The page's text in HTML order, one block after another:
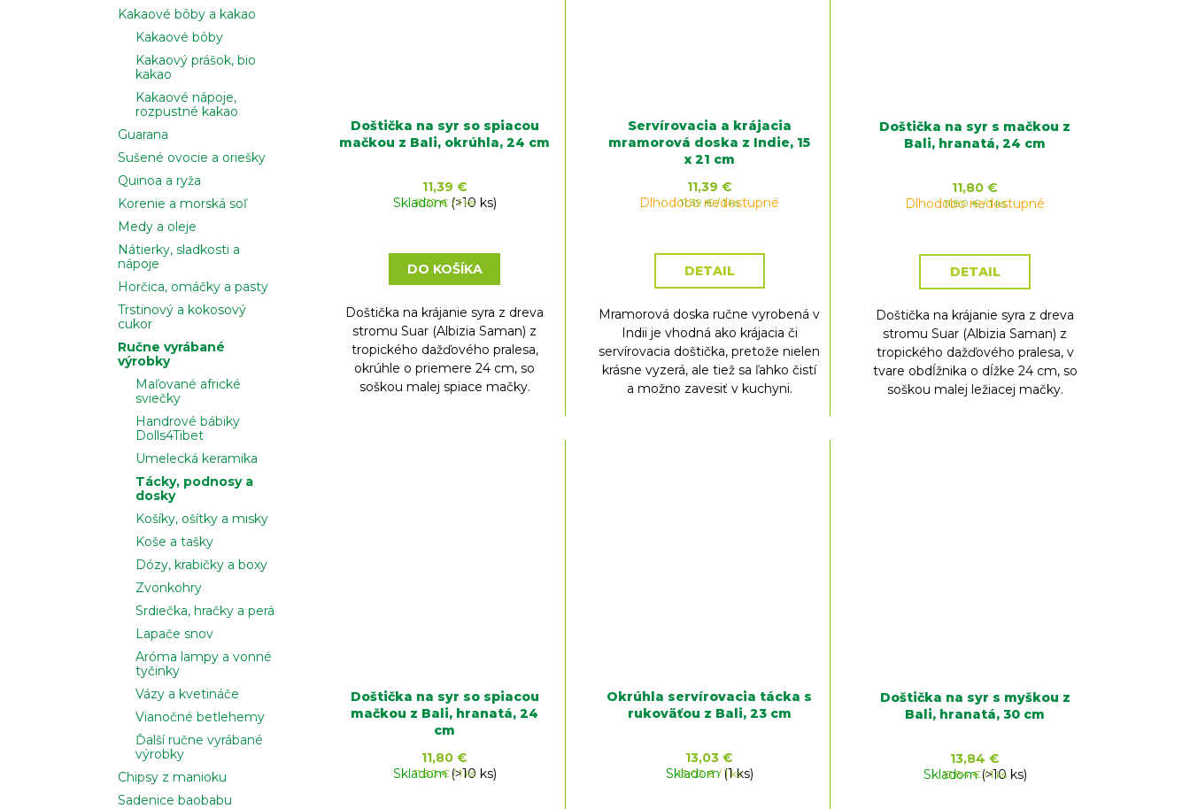
Kakaové bôby a kakao
Kakaové bôby
Kakaový prášok, bio
kakao
Kakaové nápoje,
rozpustné kakao
Guarana
Sušené ovocie a oriešky
Quinoa a ryža
Korenie a morská soľ
Medy a oleje
Nátierky, sladkosti a
nápoje
Horčica, omáčky a pasty
Trstinový a kokosový
cukor
Ručne vyrábané
výrobky
Maľované africké
sviečky
Handrové bábiky
Dolls4Tibet
Umelecká keramika
Tácky, podnosy a
dosky
Košíky, ošítky a misky
Koše a tašky
Dózy, krabičky a boxy
Zvonkohry
Srdiečka, hračky a perá
Lapače snov
Aróma lampy a vonné
tyčinky
Vázy a kvetináče
Vianočné betlehemy
Ďalší ručne vyrábané
výrobky
Chipsy z manioku
Sadenice baobabu
Doštička na syr so spiacou
mačkou z Bali, okrúhla, 24 cm
Skladom(>10 ks)
11,39 €
Jednotková
11,39 € / 1 ks
DO KOŠÍKA
Doštička na krájanie syra z dreva
stromu Suar (Albizia Saman) z
tropického dažďového pralesa,
okrúhle o priemere 24 cm, so
soškou malej spiace mačky.
Servírovacia a krájacia
mramorová doska z Indie, 15
x 21 cm
Dlhodobo nedostupné
11,39 €
Jednotková
11,39 € / 1 ks
DETAIL
Mramorová doska ručne vyrobená v
Indii je vhodná ako krájacia či
servírovacia doštička, pretože nielen
krásne vyzerá, ale tiež sa ľahko čistí
a možno zavesiť v kuchyni.
Doštička na syr s mačkou z
Bali, hranatá, 24 cm
Dlhodobo nedostupné
11,80 €
Jednotková
11,80 € / 1 ks
DETAIL
Doštička na krájanie syra z dreva
stromu Suar (Albizia Saman) z
tropického dažďového pralesa, v
tvare obdĺžnika o dĺžke 24 cm, so
soškou malej ležiacej mačky.
Doštička na syr so spiacou
mačkou z Bali, hranatá, 24
cm
Skladom(>10 ks)
11,80 €
Jednotková
11,80 € / 1 ks
Okrúhla servírovacia tácka s
rukoväťou z Bali, 23 cm
Skladom(1 ks)
13,03 €
Jednotková
13,03 € / 1 ks
Doštička na syr s myškou z
Bali, hranatá, 30 cm
Skladom(>10 ks)
13,84 €
Jednotková
13,84 € / 1 ks